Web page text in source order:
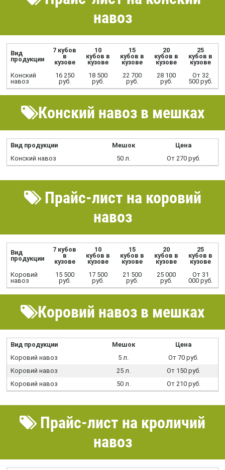
навоз
Вид
продукции
7 кубов
в
кузове
10
кубов в
кузове
15
кубов в
кузове
20
кубов в
кузове
25
кубов в
кузове
Конский
навоз
16 250
руб.
18 500
руб.
22 700
руб.
28 100
руб.
От 32
500 руб.
Конский навоз в мешках
Вид продукции Мешок
Цена
Конский навоз
50 л. От 270 руб.
Прайс-лист на коровий
навоз
Вид
продукции
7 кубов
в
кузове
10
кубов в
кузове
15
кубов в
кузове
20
кубов в
кузове
25
кубов в
кузове
Коровий
навоз
15 500
руб.
17 500
руб.
21 500
руб.
25 000
руб.
От 31
000 руб.
Коровий навоз в мешках
Вид продукции Мешок
Цена
Коровий навоз
5 л.
От 70 руб.
Коровий навоз
25 л.
От 150 руб.
Коровий навоз
50 л. От 210 руб.
Прайс-лист на кроличий
навоз